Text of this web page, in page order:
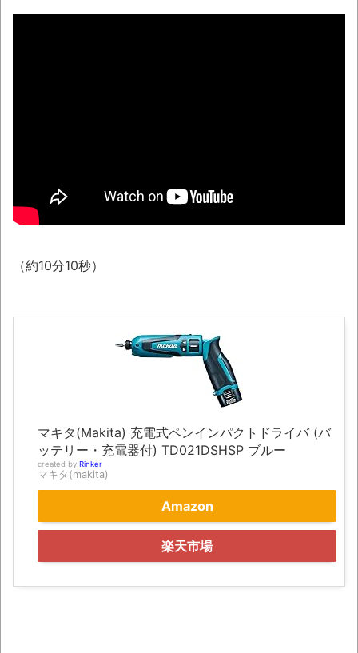
なる現象を泣きながら修正しました」と現在は
【戸塚ヨットスクール】「心あるメディア
もいる」と反論するマスコミに公開説教する戸
まっぷたつに…日本レトロゲーム協会がゲー
うでもいいじゃないですか
ナナフシモドキと公園へ
8月26日にリメイク完結編「FF7リベレーシ
ョン」の新映像が公開！欧州gamescom 2026
にて
凡庸な悪
お前らの身体の悩み教えてくれ
「アメリカのヤンキーがアジア人にケンカ
を売った結果ｗｗｗ」 ほか
【読書感想】山野辺太郎『いつか深い穴に
（約10分10秒）
マキタ(Makita) 充電式ペンインパクトドライバ (バ
ッテリー・充電器付) TD021DSHSP ブルー
created by Rinker
マキタ(makita)
Amazon
楽天市場